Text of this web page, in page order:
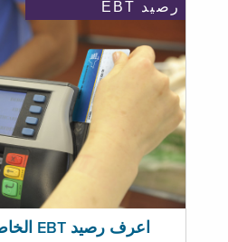
رصيد EBT
اعرف رصيد EBT الخاص بك